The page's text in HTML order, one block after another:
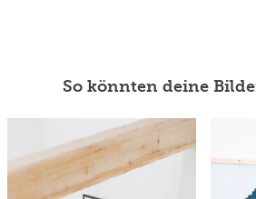
So könnten deine